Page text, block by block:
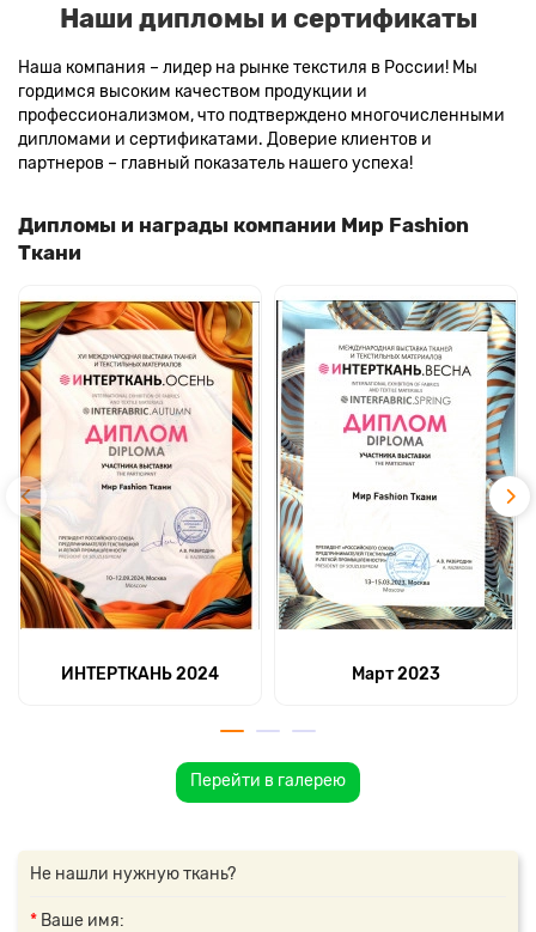
Наши дипломы и сертификаты
Наша компания – лидер на рынке текстиля в России! Мы
гордимся высоким качеством продукции и
профессионализмом, что подтверждено многочисленными
дипломами и сертификатами. Доверие клиентов и
партнеров – главный показатель нашего успеха!
Дипломы и награды компании Мир Fashion
Ткани
ИНТЕРТКАНЬ 2024 Март 2023
Перейти в галерею
Не нашли нужную ткань?
Ваше имя: